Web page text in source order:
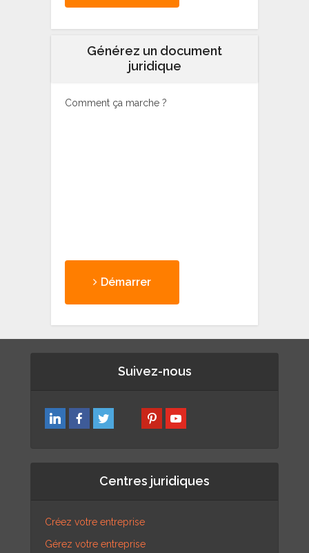
Générez un document
juridique
Comment ça marche ?
Démarrer
Suivez-nous
Centres juridiques
Créez votre entreprise
Gérez votre entreprise